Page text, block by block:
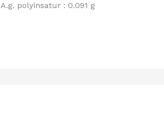
A.g. polyinsatur : 0.091 g